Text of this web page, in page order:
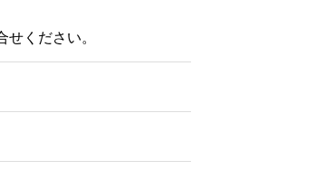
ください。